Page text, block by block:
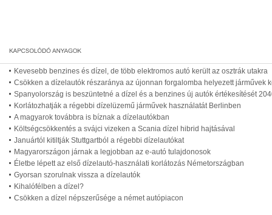
Kevesebb benzines és dízel, de több elektromos autó került az osztrák utakra
Csökken a dízelautók részaránya az újonnan forgalomba helyezett járművek
Spanyolország is beszüntetné a dízel és a benzines új autók értékesítését
Korlátozhatják a régebbi dízelüzemű járművek használatát Berlinben
A magyarok továbbra is bíznak a dízelautókban
Költségcsökkentés a svájci vizeken a Scania dízel hibrid hajtásával
Januártól kitiltják Stuttgartból a régebbi dízelautókat
Magyarországon járnak a legjobban az e-autó tulajdonosok
Életbe lépett az első dízelautó-használati korlátozás Németországban
Gyorsan szorulnak vissza a dízelautók
Kihalófélben a dízel?
Csökken a dízel népszerűsége a német autópiacon